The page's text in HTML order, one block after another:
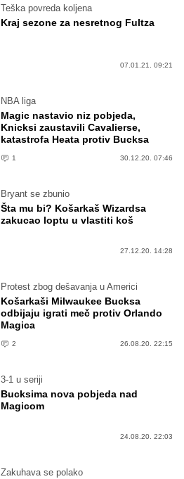
Teška povreda koljena
Kraj sezone za nesretnog Fultza
07.01.21. 09:21
NBA liga
Magic nastavio niz pobjeda,
Knicksi zaustavili Cavalierse,
katastrofa Heata protiv Bucksa
1 30.12.20. 07:46
Bryant se zbunio
Šta mu bi? Košarkaš Wizardsa
zakucao loptu u vlastiti koš
27.12.20. 14:28
Protest zbog dešavanja u Americi
Košarkaši Milwaukee Bucksa
odbijaju igrati meč protiv Orlando
Magica
2 26.08.20. 22:15
3-1 u seriji
Bucksima nova pobjeda nad
Magicom
24.08.20. 22:03
Zakuhava se polako